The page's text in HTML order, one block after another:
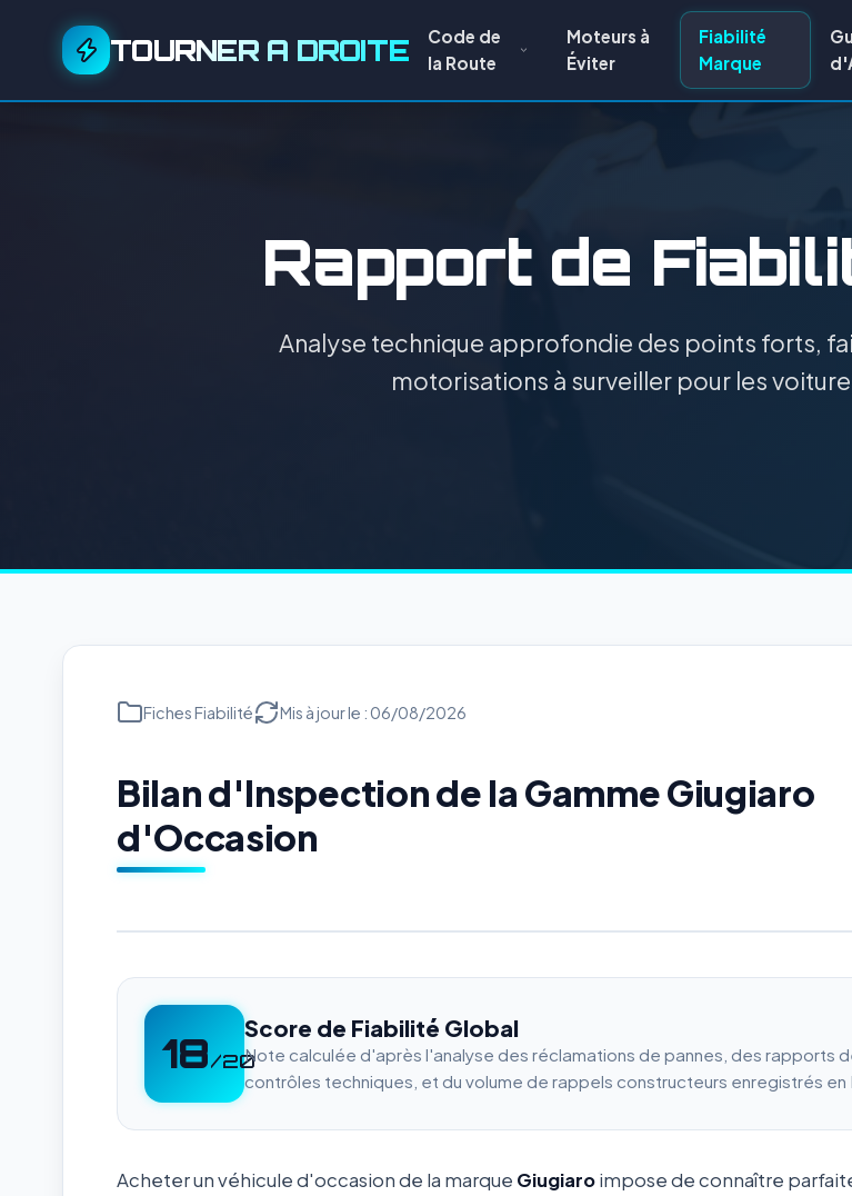
TOURNER A DROITE
Code de
la Route
Moteurs à
Éviter
Fiabilité
Marque
Rapport de
Analyse technique approfondie des points forts,
motorisations à surveiller pour les
Fiches Fiabilité Mis à jour le : 06/08/2026
Bilan d'Inspection de la Gamme Giugiaro
d'Occasion
18/20
Score de Fiabilité Global
Note calculée d'après l'analyse des réclamations de pannes, des rapports
contrôles techniques, et du volume de rappels constructeurs enregistrés en
Acheter un véhicule d'occasion de la marque Giugiaroimpose de connaître